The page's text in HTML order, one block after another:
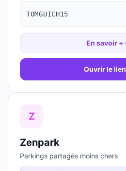
TOMGUICH15
En savoir +
Ouvrir le lien
Z
Zenpark
Parkings partagés moins chers